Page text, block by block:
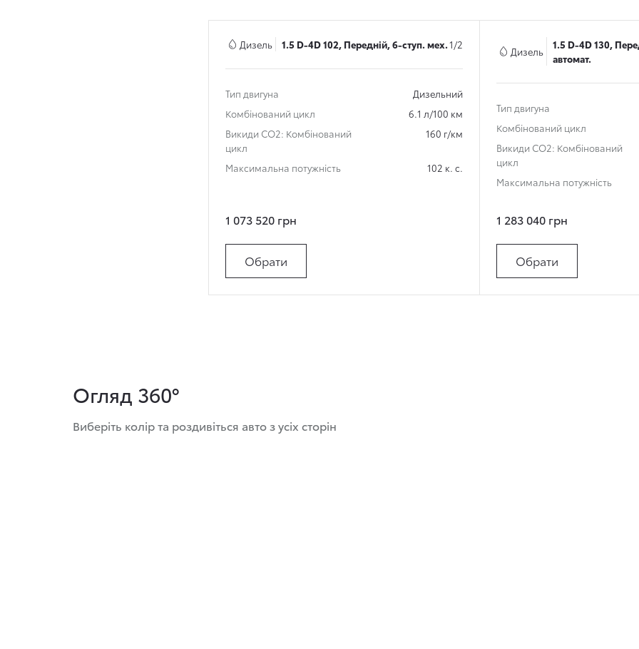
Дизель 1.5 D-4D 102, Передній, 6-ступ. мех.1/2
Тип двигуна
Дизельний
Комбінований цикл
6.1 л/100 км
Викиди СО2: Комбінований
цикл
160 г/км
Максимальна потужність 102 к. с.
1 073 520 грн
Обрати
Дизель
1.5 D-4D 130,
автомат.
Тип двигуна
Комбінований цикл
Викиди СО2: Комбінований
цикл
Максимальна потужність
1 283 040 грн
Обрати
Огляд 360°
Виберіть колір та роздивіться авто з усіх сторін